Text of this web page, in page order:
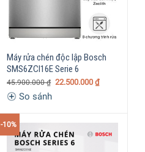
Máy rửa chén độc lập Bosch
SMS6ZCI16E Serie 6
45.900.000₫ 22.500.000 ₫
So sánh
-10%